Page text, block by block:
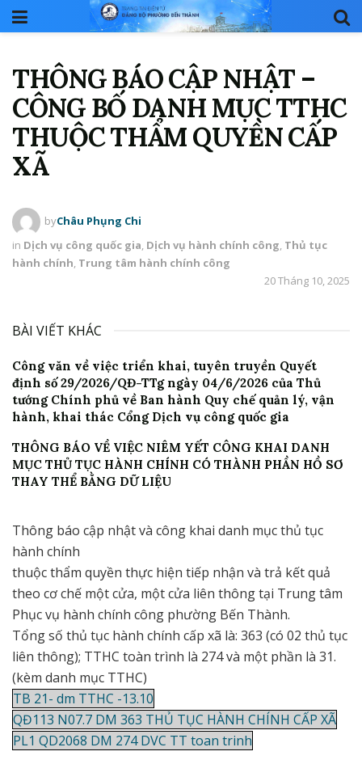
THÔNG BÁO CẬP NHẬT –
CÔNG BỐ DANH MỤC TTHC
THUỘC THẨM QUYỀN CẤP
XÃ
byChâu Phụng Chi
in Dịch vụ công quốc gia, Dịch vụ hành chính công, Thủ tục
hành chính, Trung tâm hành chính công
20 Tháng 10, 2025
BÀI VIẾT KHÁC
Công văn về việc triển khai, tuyên truyền Quyết
định số 29/2026/QĐ-TTg ngày 04/6/2026 của Thủ
tướng Chính phủ về Ban hành Quy chế quản lý, vận
hành, khai thác Cổng Dịch vụ công quốc gia
THÔNG BÁO VỀ VIỆC NIÊM YẾT CÔNG KHAI DANH
MỤC THỦ TỤC HÀNH CHÍNH CÓ THÀNH PHẦN HỒ SƠ
THAY THỂ BẰNG DỮ LIỆU
Thông báo cập nhật và công khai danh mục thủ tục
hành chính
thuộc thẩm quyền thực hiện tiếp nhận và trả kết quả
theo cơ chế một cửa, một cửa liên thông tại Trung tâm
Phục vụ hành chính công phường Bến Thành.
Tổng số thủ tục hành chính cấp xã là: 363 (có 02 thủ tục
liên thông); TTHC toàn trình là 274 và một phần là 31.
(kèm danh mục TTHC)
TB 21- dm TTHC -13.10
QĐ113 N07.7 DM 363 THỦ TỤC HÀNH CHÍNH CẤP XÃ
PL1 QD2068 DM 274 DVC TT toan trinh